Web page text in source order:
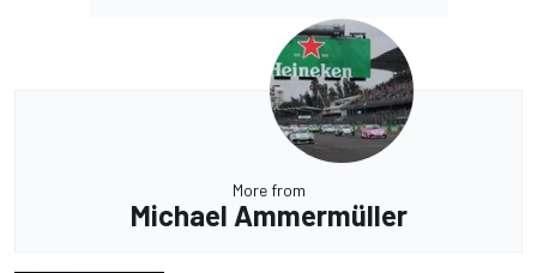
More from
Michael Ammermüller